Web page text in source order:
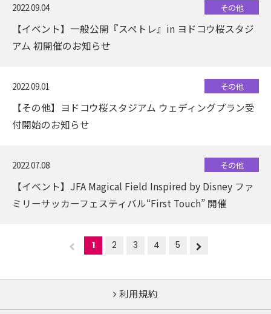
2022.09.04 その他
【イベント】一般公開『スペトレ』in ヨドコウ桜スタジ
アム 初開催のお知らせ
2022.09.01 その他
【その他】ヨドコウ桜スタジアム ウェディングプラン受
付開始のお知らせ
2022.07.08 その他
【イベント】JFA Magical Field Inspired by Disney ファ
ミリーサッカーフェスティバル“First Touch” 開催
1 2 3 4 5
利用規約